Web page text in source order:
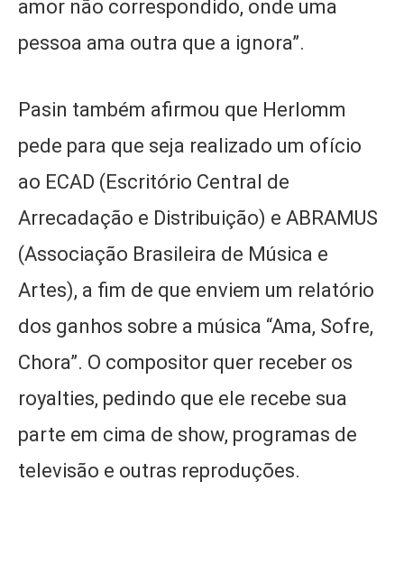
amor não correspondido, onde uma
pessoa ama outra que a ignora”.
Pasin também afirmou que Herlomm
pede para que seja realizado um ofício
ao ECAD (Escritório Central de
Arrecadação e Distribuição) e ABRAMUS
(Associação Brasileira de Música e
Artes), a fim de que enviem um relatório
dos ganhos sobre a música “Ama, Sofre,
Chora”. O compositor quer receber os
royalties, pedindo que ele recebe sua
parte em cima de show, programas de
televisão e outras reproduções.